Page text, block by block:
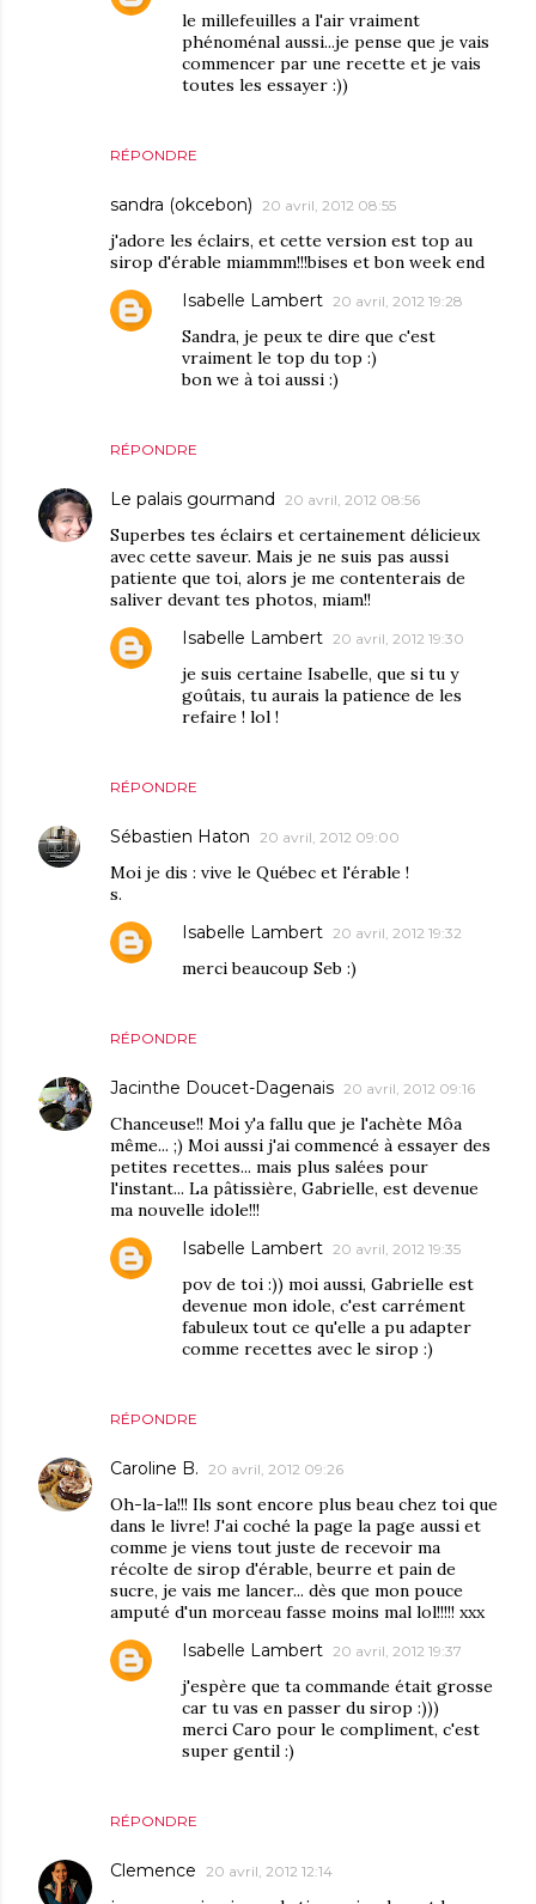
RÉPONDRE
le millefeuilles a l'air vraiment
phénoménal aussi...je pense que je vais
commencer par une recette et je vais
toutes les essayer :))
sandra (okcebon) 20 avril, 2012 08:55
j'adore les éclairs, et cette version est top au
sirop d'érable miammm!!!bises et bon week end
RÉPONDRE
Isabelle Lambert 20 avril, 2012 19:28
Sandra, je peux te dire que c'est
vraiment le top du top :)
bon we à toi aussi :)
Le palais gourmand 20 avril, 2012 08:56
Superbes tes éclairs et certainement délicieux
avec cette saveur. Mais je ne suis pas aussi
patiente que toi, alors je me contenterais de
saliver devant tes photos, miam!!
RÉPONDRE
Isabelle Lambert 20 avril, 2012 19:30
je suis certaine Isabelle, que si tu y
goûtais, tu aurais la patience de les
refaire ! lol !
Sébastien Haton 20 avril, 2012 09:00
Moi je dis : vive le Québec et l'érable !
s.
RÉPONDRE
Isabelle Lambert 20 avril, 2012 19:32
merci beaucoup Seb :)
Jacinthe Doucet-Dagenais 20 avril, 2012 09:16
Chanceuse!! Moi y'a fallu que je l'achète Môa
même... ;) Moi aussi j'ai commencé à essayer des
petites recettes... mais plus salées pour
l'instant... La pâtissière, Gabrielle, est devenue
ma nouvelle idole!!!
RÉPONDRE
Isabelle Lambert 20 avril, 2012 19:35
pov de toi :)) moi aussi, Gabrielle est
devenue mon idole, c'est carrément
fabuleux tout ce qu'elle a pu adapter
comme recettes avec le sirop :)
Caroline B. 20 avril, 2012 09:26
Oh-la-la!!! Ils sont encore plus beau chez toi que
dans le livre! J'ai coché la page la page aussi et
comme je viens tout juste de recevoir ma
récolte de sirop d'érable, beurre et pain de
sucre, je vais me lancer... dès que mon pouce
amputé d'un morceau fasse moins mal lol!!!!! xxx
RÉPONDRE
Isabelle Lambert 20 avril, 2012 19:37
j'espère que ta commande était grosse
car tu vas en passer du sirop :)))
merci Caro pour le compliment, c'est
super gentil :)
Clemence 20 avril, 2012 12:14